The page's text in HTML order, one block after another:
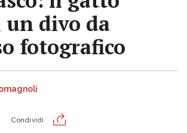
un divo da
fotografico
Condividi